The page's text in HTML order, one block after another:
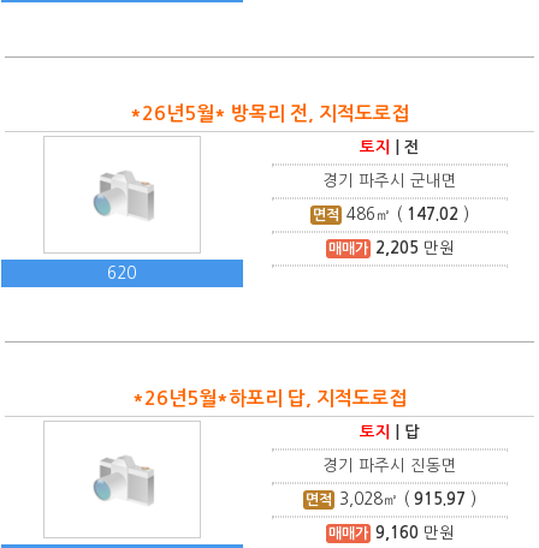
*26년5월* 방목리 전, 지적도로접
620
토지 |전
경기 파주시 군내면
면적 486 ㎡ ( 147.02 )
매매가 2,205 만원
*26년5월*하포리 답, 지적도로접
토지 답
경기 파주시 진동면
면적 3,028㎡ (915.97 )
매매가 9,160만원